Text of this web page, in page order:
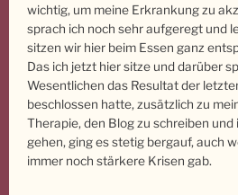
wichtig, um meine Erkrankung zu
sprach ich noch sehr aufgeregt und
sitzen wir hier beim Essen ganz
Das ich jetzt hier sitze und darüber
Wesentlichen das Resultat der
beschlossen hatte, zusätzlich zu
Therapie, den Blog zu schreiben
gehen, ging es stetig bergauf, auch
immer noch stärkere Krisen gab.